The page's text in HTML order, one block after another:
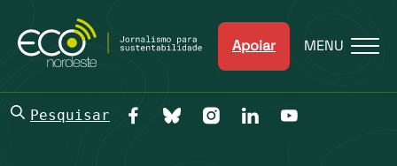
Apoiar MENU
Pesquisar